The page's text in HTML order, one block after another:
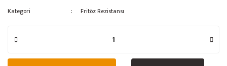
Kategori Fritöz Rezistansı